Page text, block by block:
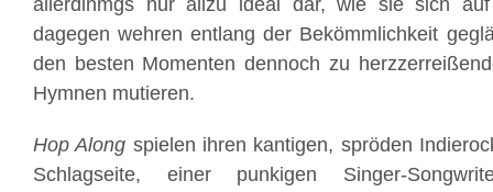
allerdinmgs nur allzu ideal dar, wie sie sich
dagegen wehren entlang der Bekömmlichkeit
den besten Momenten dennoch zu
Hymnen mutieren.
Hop Along spielen ihren kantigen, spröden
Schlagseite, einer punkigen Singer-